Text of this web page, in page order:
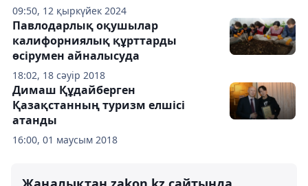
09:50, 12 қыркүйек 2024
18:02, 18 сәуір 2018
Павлодарлық оқушылар
калифорниялық құрттарды
өсірумен айналысуда
16:00, 01 маусым 2018
Димаш Құдайберген
Қазақстанның туризм елшісі
атанды